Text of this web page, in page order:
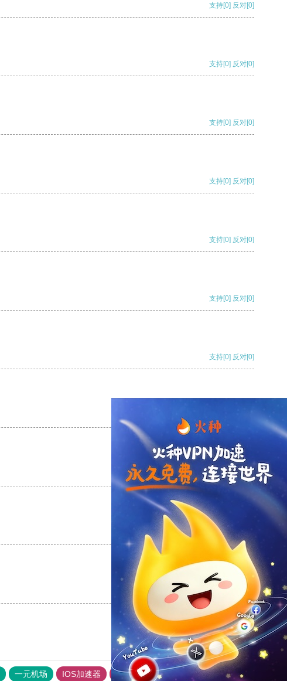
支持[0] 反对[0]
支持[0] 反对[0]
支持[0] 反对[0]
支持[0] 反对[0]
支持[0] 反对[0]
支持[0] 反对[0]
支持[0] 反对[0]
支持 [0] 反对[0]
支持[0] 反对
支持[0] 反对[0]
一元机场 IOS加速器 旋风加速度器 快连加速器app